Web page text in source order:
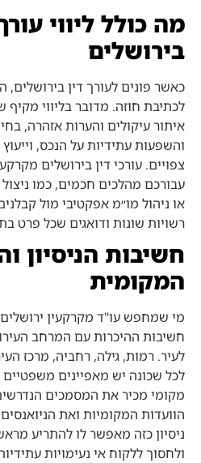
מה כולל ליווי
בירושלים
כאשר פונים לעורך דין
לכתיבת חוזה. מדובר בליווי
איתור עיקולים והערות אזהרה,
והשפעות עתידיות על הנכס,
צפויים. עורכי דין בירושלים
עבורכם מהלכים חכמים, כמו
או ניהול מו״מ אפקטיבי מול
רשויות שונות ודואגים שכל פרט
חשיבות הניסיון
המקומית
מי שמחפש עו"ד מקרקעין
חשיבות ההיכרות עם המרחב
לעיר. רמות, גילה, רחביה, מרכז
לכל שכונה יש מאפיינים משפטיים
מקומי מכיר את המסמכים
הוועדות המקומיות ואת
ניסיון כזה מאפשר לו להתריע
ולחסוך ללקוח אי נעימויות